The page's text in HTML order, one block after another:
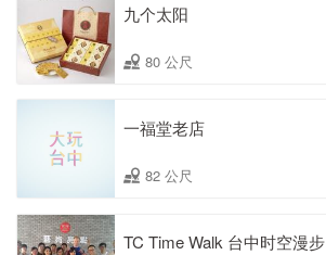
九个太阳
80 公尺
一福堂老店
82 公尺
TC Time Walk 台中时空漫步